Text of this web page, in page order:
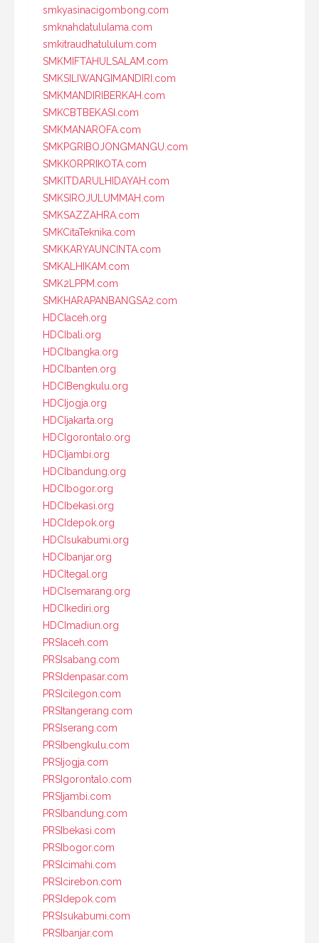
smkyasinacigombong.com
smknahdatululama.com
smkitraudhatululum.com
SMKMIFTAHULSALAM.com
SMKSILIWANGIMANDIRI.com
SMKMANDIRIBERKAH.com
SMKCBTBEKASI.com
SMKMANAROFA.com
SMKPGRIBOJONGMANGU.com
SMKKORPRIKOTA.com
SMKITDARULHIDAYAH.com
SMKSIROJULUMMAH.com
SMKSAZZAHRA.com
SMKCitaTeknika.com
SMKKARYAUNCINTA.com
SMKALHIKAM.com
SMK2LPPM.com
SMKHARAPANBANGSA2.com
HDCIaceh.org
HDCIbali.org
HDCIbangka.org
HDCIbanten.org
HDCIBengkulu.org
HDCIjogja.org
HDCIjakarta.org
HDCIgorontalo.org
HDCIjambi.org
HDCIbandung.org
HDCIbogor.org
HDCIbekasi.org
HDCIdepok.org
HDCIsukabumi.org
HDCIbanjar.org
HDCItegal.org
HDCIsemarang.org
HDCIkediri.org
HDCImadiun.org
PRSIaceh.com
PRSIsabang.com
PRSIdenpasar.com
PRSIcilegon.com
PRSItangerang.com
PRSIserang.com
PRSIbengkulu.com
PRSIjogja.com
PRSIgorontalo.com
PRSIjambi.com
PRSIbandung.com
PRSIbekasi.com
PRSIbogor.com
PRSIcimahi.com
PRSIcirebon.com
PRSIdepok.com
PRSIsukabumi.com
PRSIbanjar.com